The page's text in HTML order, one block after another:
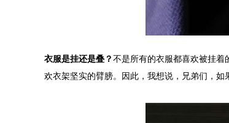
衣服是挂还是叠？ 不是所有的衣服都喜欢被挂着
欢衣架坚实的臂膀。因此，我想说，兄弟们，如